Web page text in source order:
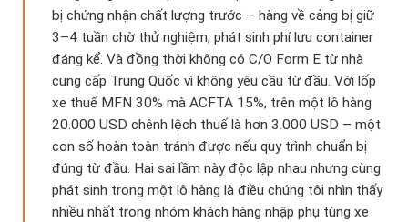
bị chứng nhận chất lượng trước – hàng về cảng bị giữ
3–4 tuần chờ thử nghiệm, phát sinh phí lưu container
đáng kể. Và đồng thời không có C/O Form E từ nhà
cung cấp Trung Quốc vì không yêu cầu từ đầu. Với lốp
xe thuế MFN 30% mà ACFTA 15%, trên một lô hàng
20.000 USD chênh lệch thuế là hơn 3.000 USD – một
con số hoàn toàn tránh được nếu quy trình chuẩn bị
đúng từ đầu. Hai sai lầm này độc lập nhau nhưng cùng
phát sinh trong một lô hàng là điều chúng tôi nhìn thấy
nhiều nhất trong nhóm khách hàng nhập phụ tùng xe